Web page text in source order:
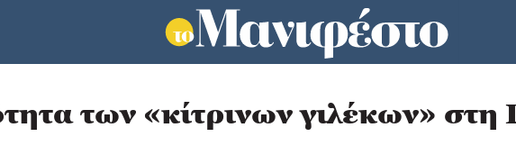
των «κίτρινων γιλέκων» στη